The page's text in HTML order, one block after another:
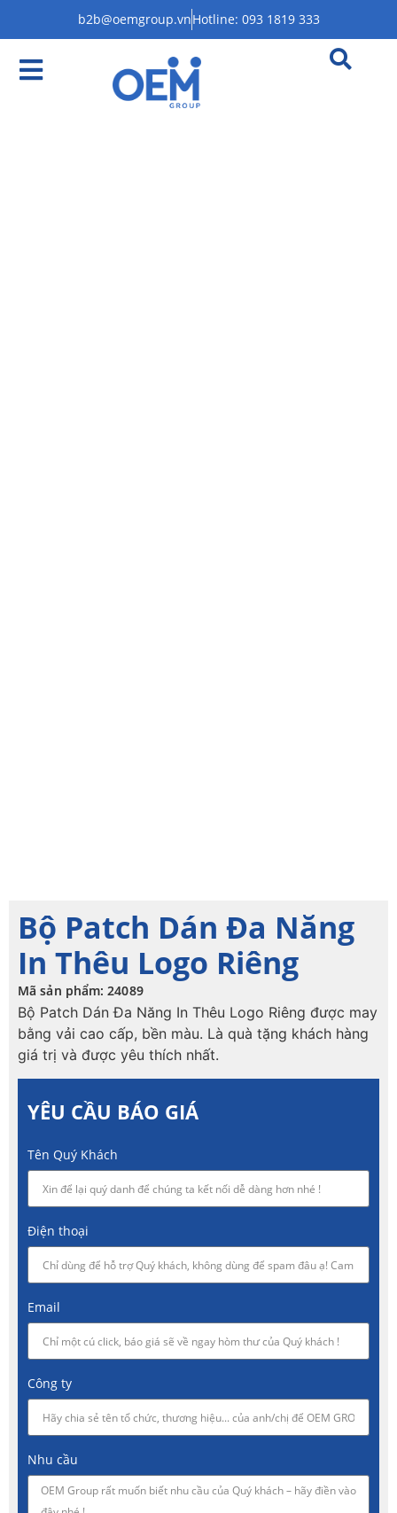
b2b@oemgroup.vnHotline: 093 1819 333
Bộ Patch Dán Đa Năng
In Thêu Logo Riêng
Mã sản phẩm: 24089
Bộ Patch Dán Đa Năng In Thêu Logo Riêng được may
bằng vải cao cấp, bền màu. Là quà tặng khách hàng
giá trị và được yêu thích nhất.
YÊU CẦU BÁO GIÁ
Tên Quý Khách
Điện thoại
Email
Công ty
Nhu cầu